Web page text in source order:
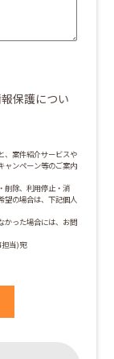
報保護につい
、案件紹介サービスや
ャンペーン等のご案内
削除、利用停止・消
望の場合は、下記個人
かった場合には、お問
担当)宛